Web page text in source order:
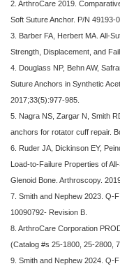
2. ArthroCare 2019.
Soft Suture Anchor. P/N 49193-
3. Barber FA, Herbert MA. All-
Strength, Displacement, and
4. Douglass NP, Behn AW,
Suture Anchors in Synthetic
2017;33(5):977-985.
5. Nagra NS, Zargar N, Smith
anchors for rotator cuff repair.
6. Ruder JA, Dickinson EY,
Load-to-Failure Properties of
Glenoid Bone. Arthroscopy.
7. Smith and Nephew 2023. Q-
10090792- Revision B.
8. ArthroCare Corporation
(Catalog #s 25-1800, 25-2800,
9. Smith and Nephew 2024. Q-